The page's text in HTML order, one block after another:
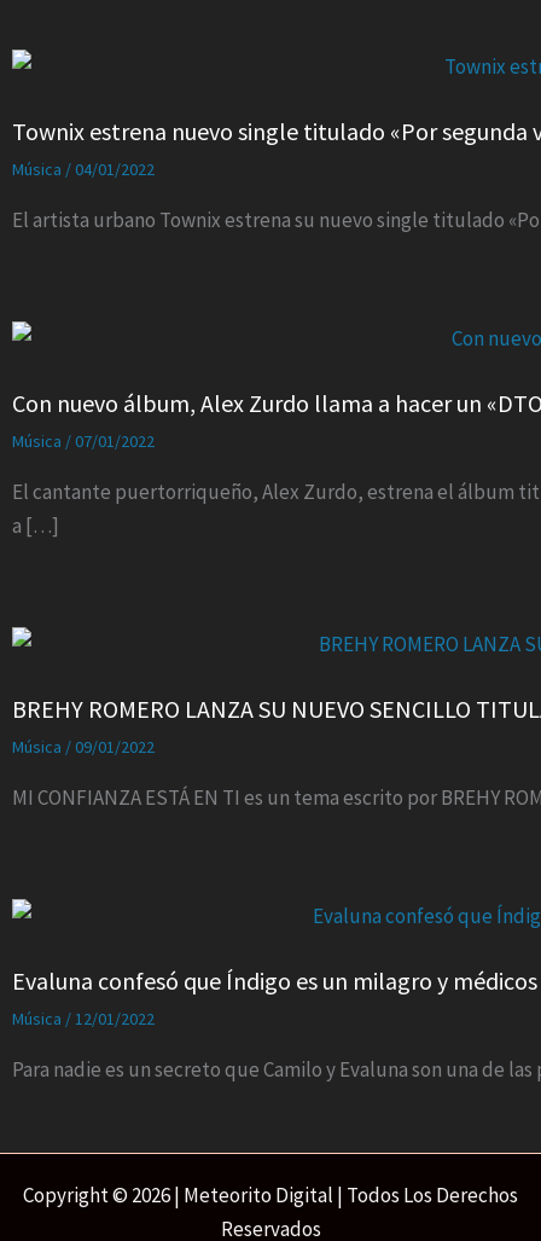
Townix estrena nuevo single titulado «Por segunda
Música / 04/01/2022
El artista urbano Townix estrena su nuevo single titulado
Con nuevo álbum, Alex Zurdo llama a hacer un
Música / 07/01/2022
El cantante puertorriqueño, Alex Zurdo, estrena el álbum
a […]
BREHY ROMERO LANZA SU NUEVO SENCILLO
Música / 09/01/2022
MI CONFIANZA ESTÁ EN TI es un tema escrito por BREHY
Evaluna confesó que Índigo es un milagro y
Música /12/01/2022
Para nadie es un secreto que Camilo y Evaluna son una de
Copyright © 2026 | Meteorito Digital | Todos Los Derechos
Reservados